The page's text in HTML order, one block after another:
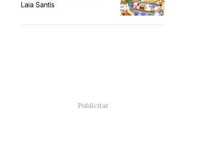
Laia Santís